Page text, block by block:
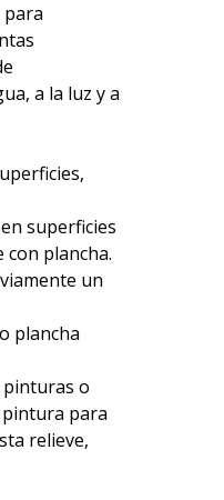
para
a la luz y a
superficies
con plancha.
un
plancha
o
pintura para
relieve,